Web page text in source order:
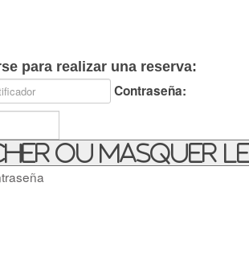
para realizar una reserva:
Contraseña:
ou masquer le